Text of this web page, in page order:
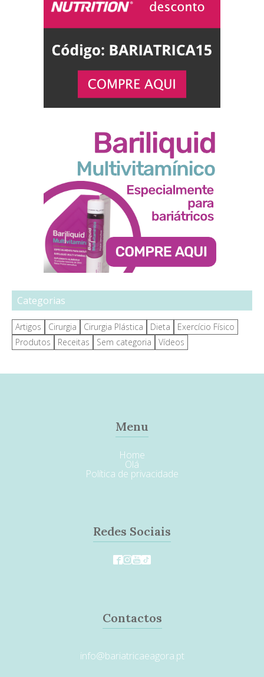
Categorias
Artigos Cirurgia Cirurgia Plástica Dieta
Exercício Físico
Produtos
Receitas Sem categoria Vídeos
Menu
Home
Olá
Política de privacidade
Redes Sociais
Contactos
info@bariatricaeagora.pt